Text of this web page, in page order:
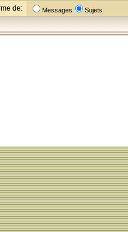
de: Messages Sujets